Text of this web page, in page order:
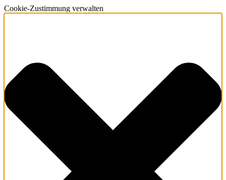
Cookie-Zustimmung verwalten